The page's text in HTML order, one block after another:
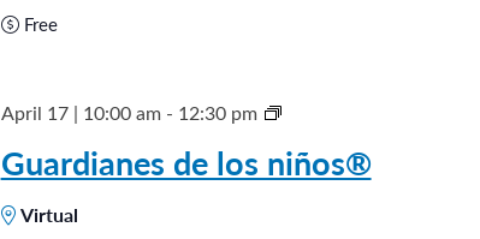
Free
Guardianes de los niños®
April 17 | 10:00 am- 12:30 pm
G
u
a
Virtual